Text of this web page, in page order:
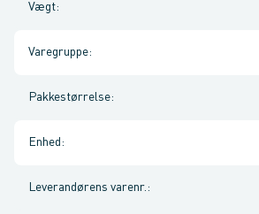
Vægt:
Varegruppe:
Pakkestørrelse:
Enhed :
Leverandørens varenr. :